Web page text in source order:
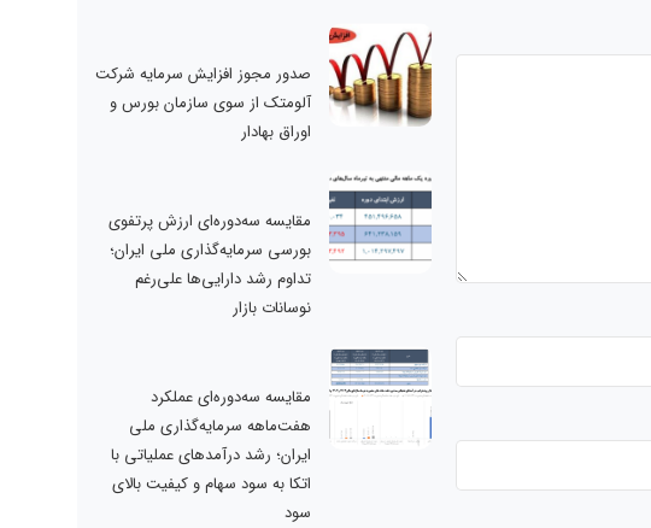
صدور مجوز افزایش سرمایه شرکت
آلومتک از سوی سازمان بورس و
اوراق بهادار
مقایسه سه‌دوره‌ای ارزش پرتفوی
بورسی سرمایه‌گذاری ملی ایران؛
تداوم رشد دارایی‌ها علی‌رغم
نوسانات بازار
مقایسه سه‌دوره‌ای عملکرد
هفت‌ماهه سرمایه‌گذاری ملی
ایران؛ رشد درآمدهای عملیاتی با
اتکا به سود سهام و کیفیت بالای
سود